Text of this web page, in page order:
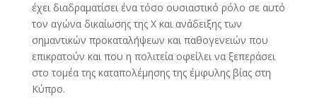
έχει διαδραματίσει ένα τόσο ουσιαστικό ρόλο σε αυτό
τον αγώνα δικαίωσης της Χ και ανάδειξης των
σημαντικών προκαταλήψεων και παθογενειών που
επικρατούν και που η πολιτεία οφείλει να ξεπεράσει
στο τομέα της καταπολέμησης της έμφυλης βίας στη
Κύπρο.